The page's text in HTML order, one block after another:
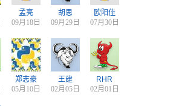
孟亮
09月18日
胡思
09月29日
欧阳佳
07月30日
郑志豪
05月10日
王建
02月05日
RHR
02月01日